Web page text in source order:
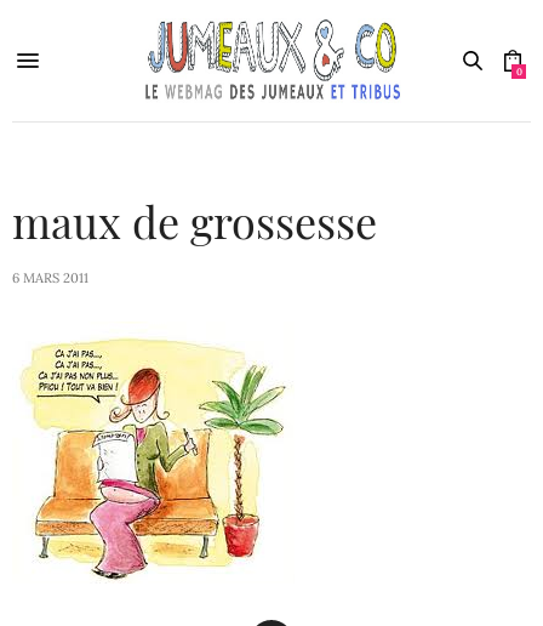
0
maux de grossesse
6 MARS 2011